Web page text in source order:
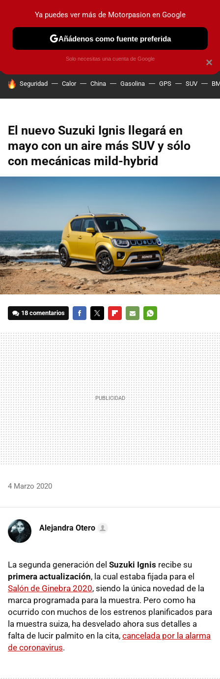
PRUEBAS COCHES ELÉCTRICOS OBSERVATORIO
HOY SE HABLA DE
Seguridad Calor China Gasolina GPS SUV
El nuevo Suzuki Ignis llegará en
mayo con un aire más SUV y sólo
con mecánicas mild-hybrid
18 comentarios
MAIL
4 Marzo 2020
Alejandra Otero
La segunda generación del Suzuki Ignis recibe su
primera actualización, la cual estaba fijada para el
Salón de Ginebra 2020, siendo la única novedad de la
marca programada para la muestra. Pero como ha
ocurrido con muchos de los estrenos planificados para
la muestra suiza, ha desvelado ahora sus detalles a
falta de lucir palmito en la cita, cancelada por la alarma
de coronavirus.
×
Ya puedes ver más de Motorpasion en Google
Añádenos como fuente preferida
Solo necesitas una cuenta de Google